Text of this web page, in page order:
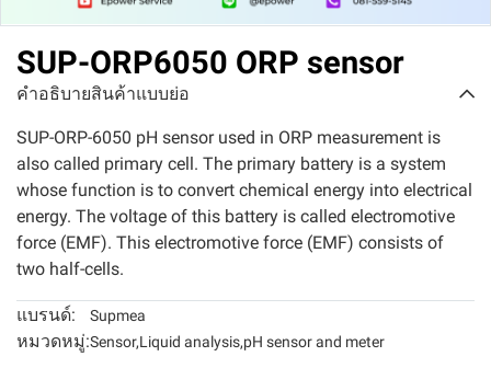
SUP-ORP6050 ORP sensor
คำอธิบายสินค้าแบบย่อ
SUP-ORP-6050 pH sensor used in ORP measurement is
also called primary cell. The primary battery is a system
whose function is to convert chemical energy into electrical
energy. The voltage of this battery is called electromotive
force (EMF). This electromotive force (EMF) consists of
two half-cells.
แบรนด์: Supmea
หมวดหมู่:Sensor,Liquid analysis,pH sensor and meter